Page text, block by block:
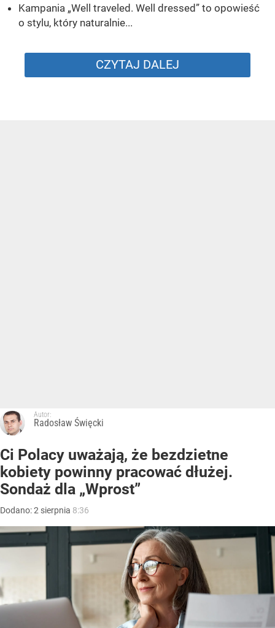
Kampania „Well traveled. Well dressed” to opowieść
o stylu, który naturalnie...
CZYTAJ DALEJ
Autor:
Radosław Święcki
Ci Polacy uważają, że bezdzietne
kobiety powinny pracować dłużej.
Sondaż dla „Wprost”
Dodano:2 sierpnia 8:36